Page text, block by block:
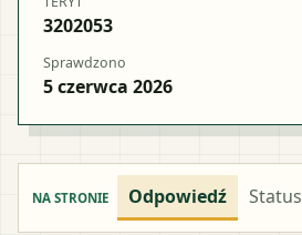
3202053
Sprawdzono
5 czerwca 2026
NA STRONIE Odpowiedź Status